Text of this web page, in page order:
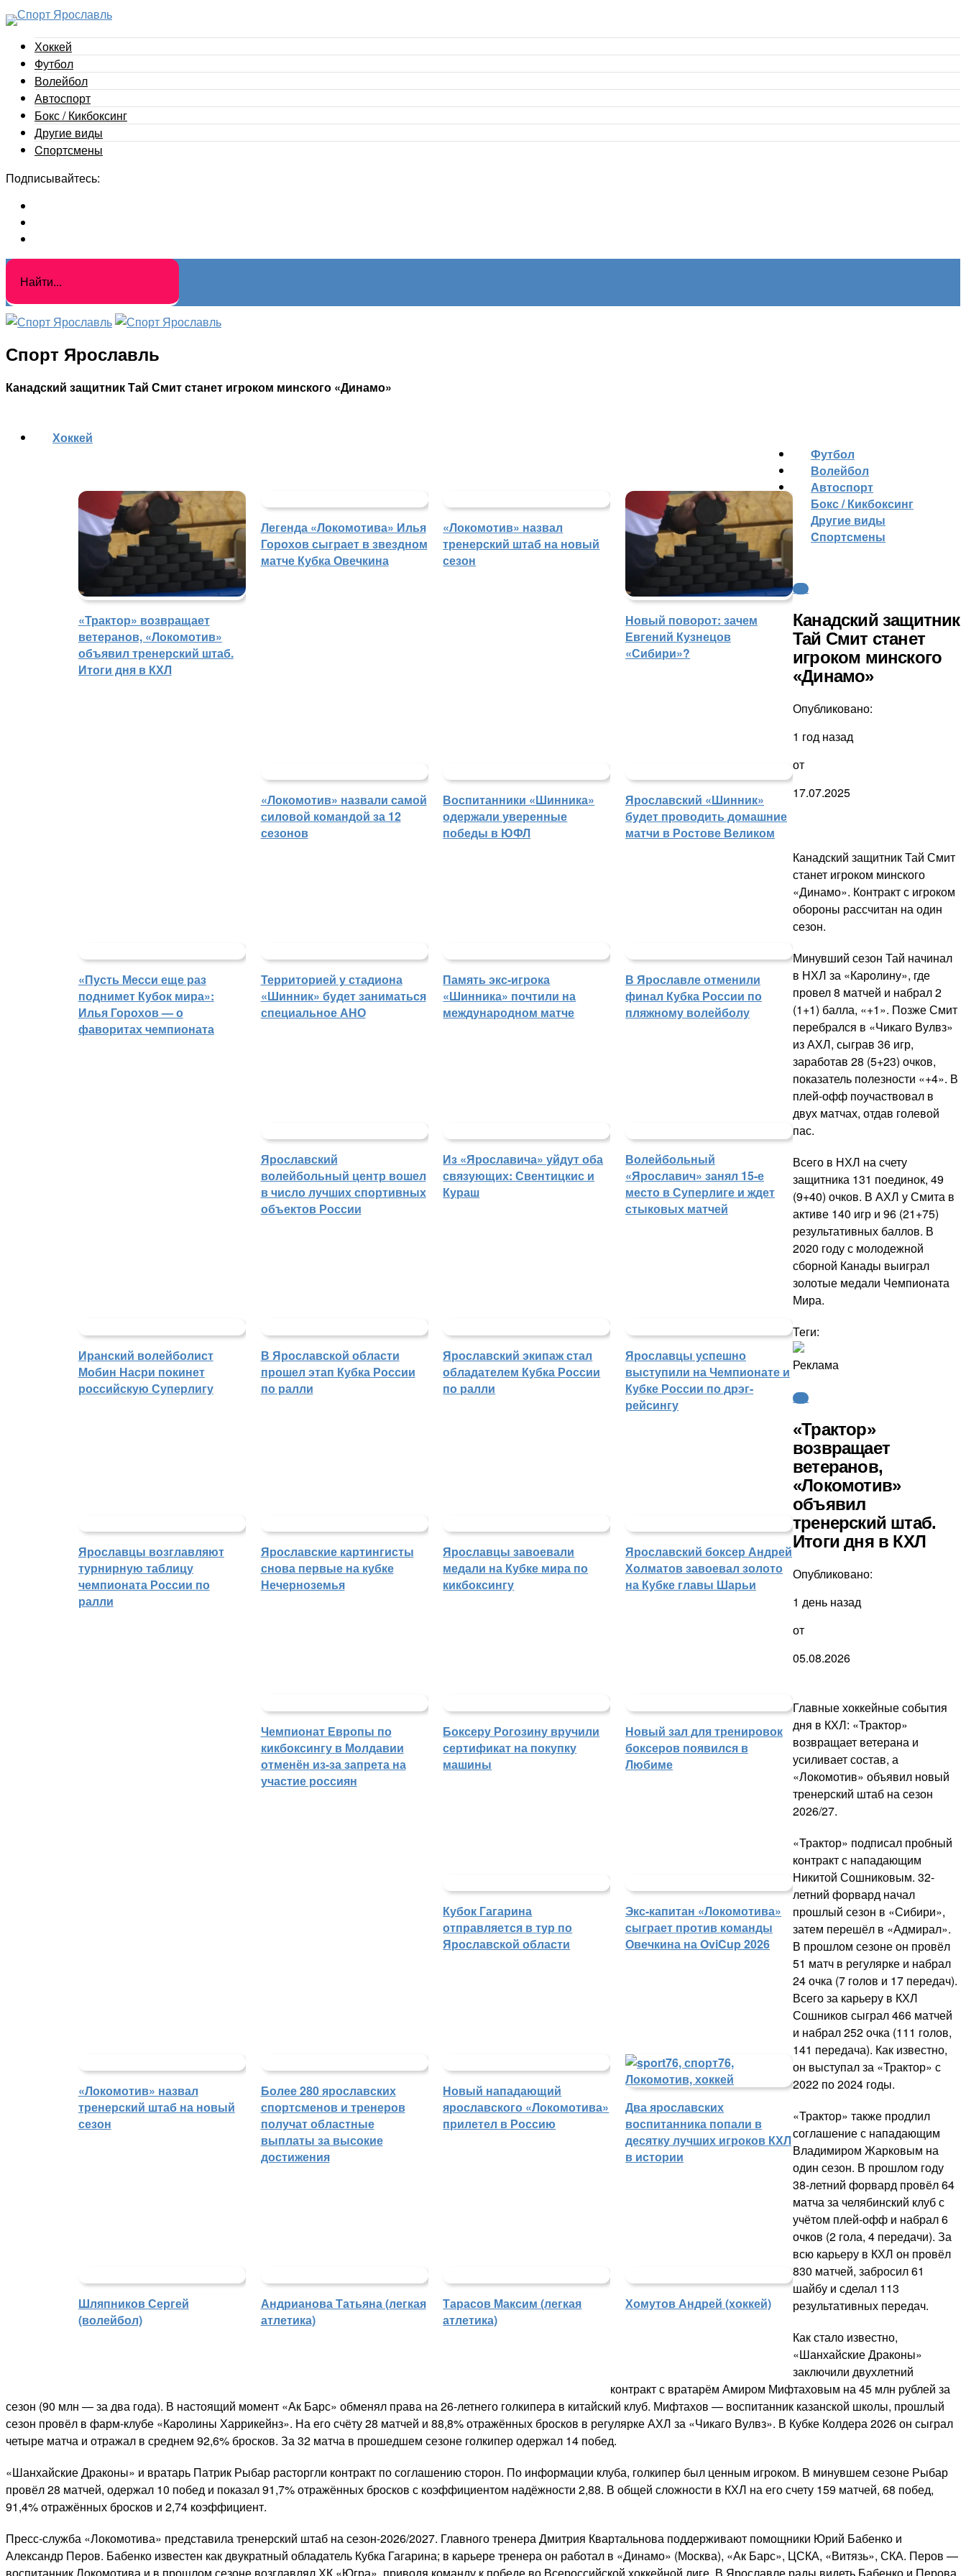
Хоккей
Футбол
Волейбол
Автоспорт
Бокс / Кикбоксинг
Другие виды
Cпортсмены
Подписывайтесь:
Спорт Ярославль
Канадский защитник Тай Смит станет игроком минского «Динамо»
Хоккей
«Трактор» возвращает
ветеранов, «Локомотив»
объявил тренерский штаб.
Итоги дня в КХЛ
Легенда «Локомотива» Илья
Горохов сыграет в звездном
матче Кубка Овечкина
«Локомотив» назвал
тренерский штаб на новый
сезон
Новый поворот: зачем
Евгений Кузнецов
«Сибири»?
«Локомотив» назвали самой
силовой командой за 12
сезонов
Футбол
Воспитанники «Шинника»
одержали уверенные
победы в ЮФЛ
Ярославский «Шинник»
будет проводить домашние
матчи в Ростове Великом
«Пусть Месси еще раз
поднимет Кубок мира»:
Илья Горохов — о
фаворитах чемпионата
Территорией у стадиона
«Шинник» будет заниматься
специальное АНО
Память экс-игрока
«Шинника» почтили на
международном матче
Волейбол
В Ярославле отменили
финал Кубка России по
пляжному волейболу
Ярославский
волейбольный центр вошел
в число лучших спортивных
объектов России
Из «Ярославича» уйдут оба
связующих: Свентицкис и
Кураш
Волейбольный
«Ярославич» занял 15-е
место в Суперлиге и ждет
стыковых матчей
Иранский волейболист
Мобин Насри покинет
российскую Суперлигу
Автоспорт
В Ярославской области
прошел этап Кубка России
по ралли
Ярославский экипаж стал
обладателем Кубка России
по ралли
Ярославцы успешно
выступили на Чемпионате и
Кубке России по дрэг-
рейсингу
Ярославцы возглавляют
турнирную таблицу
чемпионата России по
ралли
Ярославские картингисты
снова первые на кубке
Нечерноземья
Бокс / Кикбоксинг
Ярославцы завоевали
медали на Кубке мира по
кикбоксингу
Ярославский боксер Андрей
Холматов завоевал золото
на Кубке главы Шарьи
Чемпионат Европы по
кикбоксингу в Молдавии
отменён из-за запрета на
участие россиян
Боксеру Рогозину вручили
сертификат на покупку
машины
Новый зал для тренировок
боксеров появился в
Любиме
Другие виды
Кубок Гагарина
отправляется в тур по
Ярославской области
Экс-капитан «Локомотива»
сыграет против команды
Овечкина на OviCup 2026
«Локомотив» назвал
тренерский штаб на новый
сезон
Более 280 ярославских
спортсменов и тренеров
получат областные
выплаты за высокие
достижения
Новый нападающий
ярославского «Локомотива»
прилетел в Россию
Cпортсмены
Два ярославских
воспитанника попали в
десятку лучших игроков КХЛ
в истории
Шляпников Сергей
(волейбол)
Андрианова Татьяна (легкая
атлетика)
Тарасов Максим (легкая
атлетика)
Хомутов Андрей (хоккей)
КХЛ
Канадский защитник
Тай Смит станет
игроком минского
«Динамо»
Опубликовано:
1 год назад
от
17.07.2025
Канадский защитник Тай Смит
станет игроком минского
«Динамо». Контракт с игроком
обороны рассчитан на один
сезон.
Минувший сезон Тай начинал
в НХЛ за «Каролину», где
провел 8 матчей и набрал 2
(1+1) балла, «+1». Позже Смит
перебрался в «Чикаго Вулвз»
из АХЛ, сыграв 36 игр,
заработав 28 (5+23) очков,
показатель полезности «+4». В
плей-офф поучаствовал в
двух матчах, отдав голевой
пас.
Всего в НХЛ на счету
защитника 131 поединок, 49
(9+40) очков. В АХЛ у Смита в
активе 140 игр и 96 (21+75)
результативных баллов. В
2020 году с молодежной
сборной Канады выиграл
золотые медали Чемпионата
Мира.
Теги:
Реклама
КХЛ
«Трактор»
возвращает
ветеранов,
«Локомотив»
объявил
тренерский штаб.
Итоги дня в КХЛ
Опубликовано:
1 день назад
от
05.08.2026
Главные хоккейные события
дня в КХЛ: «Трактор»
возвращает ветерана и
усиливает состав, а
«Локомотив» объявил новый
тренерский штаб на сезон
2026/27.
«Трактор» подписал пробный
контракт с нападающим
Никитой Сошниковым. 32-
летний форвард начал
прошлый сезон в «Сибири»,
затем перешёл в «Адмирал».
В прошлом сезоне он провёл
51 матч в регулярке и набрал
24 очка (7 голов и 17 передач).
Всего за карьеру в КХЛ
Сошников сыграл 466 матчей
и набрал 252 очка (111 голов,
141 передача). Как известно,
он выступал за «Трактор» с
2022 по 2024 годы.
«Трактор» также продлил
соглашение с нападающим
Владимиром Жарковым на
один сезон. В прошлом году
38-летний форвард провёл 64
матча за челябинский клуб с
учётом плей-офф и набрал 6
очков (2 гола, 4 передачи). За
всю карьеру в КХЛ он провёл
830 матчей, забросил 61
шайбу и сделал 113
результативных передач.
Как стало известно,
«Шанхайские Драконы»
заключили двухлетний
контракт с вратарём Амиром Мифтаховым на 45 млн рублей за
сезон (90 млн — за два года). В настоящий момент «Ак Барс» обменял права на 26-летнего голкипера в китайский клуб. Мифтахов — воспитанник казанской школы, прошлый
сезон провёл в фарм-клубе «Каролины Харрикейнз». На его счёту 28 матчей и 88,8% отражённых бросков в регулярке АХЛ за «Чикаго Вулвз». В Кубке Колдера 2026 он сыграл
четыре матча и отражал в среднем 92,6% бросков. За 32 матча в прошедшем сезоне голкипер одержал 14 побед.
«Шанхайские Драконы» и вратарь Патрик Рыбар расторгли контракт по соглашению сторон. По информации клуба, голкипер был ценным игроком. В минувшем сезоне Рыбар
провёл 28 матчей, одержал 10 побед и показал 91,7% отражённых бросков с коэффициентом надёжности 2,88. В общей сложности в КХЛ на его счету 159 матчей, 68 побед,
91,4% отражённых бросков и 2,74 коэффициент.
Пресс-служба «Локомотива» представила тренерский штаб на сезон-2026/2027. Главного тренера Дмитрия Квартальнова поддерживают помощники Юрий Бабенко и
Александр Перов. Бабенко известен как двукратный обладатель Кубка Гагарина; в карьере тренера он работал в «Динамо» (Москва), «Ак Барс», ЦСКА, «Витязь», СКА. Перов —
воспитанник Локомотива и в прошлом сезоне возглавлял ХК «Югра», приводя команду к победе во Всероссийской хоккейной лиге. В Ярославле рады видеть Бабенко и Перова